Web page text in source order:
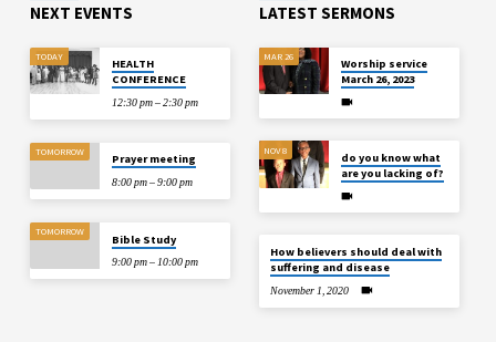
NEXT EVENTS
TODAY
HEALTH
CONFERENCE
12:30 pm – 2:30 pm
TOMORROW
Prayer meeting
8:00 pm – 9:00 pm
TOMORROW
Bible Study
9:00 pm – 10:00 pm
LATEST SERMONS
MAR 26
Worship service
March 26, 2023
NOV 8
do you know what
are you lacking of?
How believers should deal with
suffering and disease
November 1, 2020